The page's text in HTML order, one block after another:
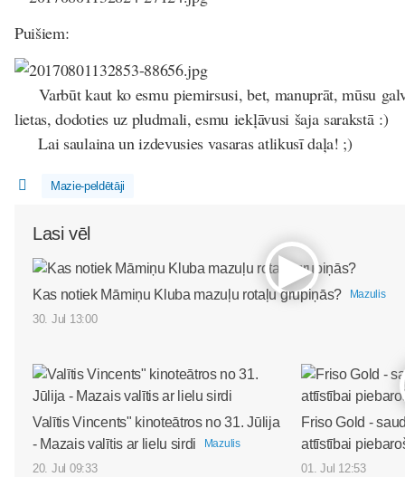
Puišiem:
Varbūt kaut ko esmu piemirsusi, bet, manuprāt, mūsu
lietas, dodoties uz pludmali, esmu iekļāvusi šaja sarakstā :)
Lai saulaina un izdevusies vasaras atlikusī daļa! ;)
Mazie-peldētāji
Lasi vēl
Kas notiek Māmiņu Kluba mazuļu rotaļu grupiņās? Mazulis
30. Jul 13:00
Valītis Vincents" kinoteātros no 31. Jūlija
- Mazais valītis ar lielu sirdi
Mazulis
20. Jul 09:33
Friso Gold -
attīstībai
01. Jul 12:53